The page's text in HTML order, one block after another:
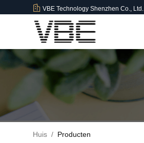
VBE Technology Shenzhen Co., Ltd.
Huis / Producten